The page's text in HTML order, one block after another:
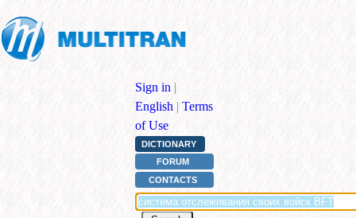
Sign in |
English | Terms
of Use
DICTIONARY
FORUM
CONTACTS